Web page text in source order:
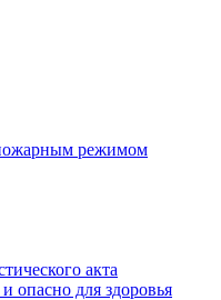
режимом
акта
для здоровья